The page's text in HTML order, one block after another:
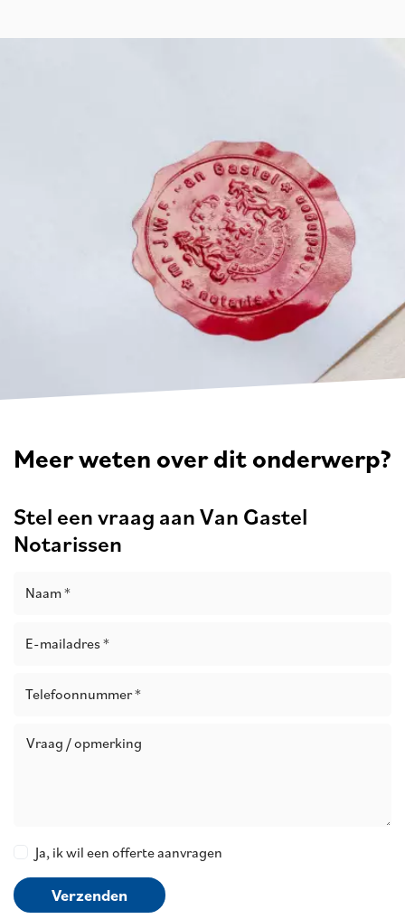
Meer weten over dit onderwerp?
Stel een vraag aan Van Gastel
Notarissen
Naam *
E-mailadres *
Telefoonnummer *
Vraag / opmerking
Ja, ik wil een offerte aanvragen
Verzenden